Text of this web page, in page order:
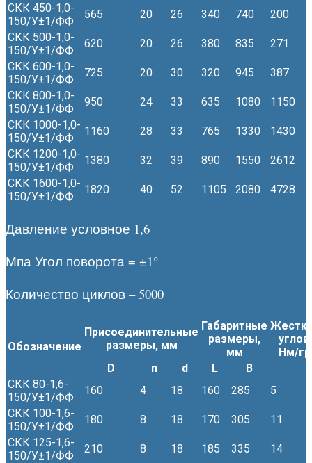
СКК 450-1,0-
150/У±1/ФФ
565 20 26 340 740
200
СКК 500-1,0-
150/У±1/ФФ
620 20 26 380 835
271
СКК 600-1,0-
150/У±1/ФФ
725 20 30 320 945
387
СКК 800-1,0-
150/У±1/ФФ
950 24 33 635 1080
1150
СКК 1000-1,0-
150/У±1/ФФ
1160 28 33 765 1330
1430
СКК 1200-1,0-
150/У±1/ФФ
1380 32 39 890 1550
2612
СКК 1600-1,0-
150/У±1/ФФ
1820 40 52 1105 2080 4728
Давление условное 1,6
Мпа Угол поворота = ±1°
Количество циклов – 5000
Обозначение
Присоединительные
размеры, мм
Габаритные
размеры,
мм
Нм/
D
n d L
B
СКК 80-1,6-
150/У±1/ФФ
160 4 18 160 285
5
СКК 100-1,6-
150/У±1/ФФ
180 8 18 170 305
11
СКК 125-1,6-
150/У±1/ФФ
210 8 18 185 335
14